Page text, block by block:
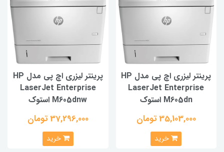
پرینتر لیزری اچ پی مدل HP
LaserJet
M605dn استوک
35,103,000 تومان
پرینتر لیزری اچ پی مدل HP
LaserJet Enterprise
M605dnw استوک
37,296,000 تومان